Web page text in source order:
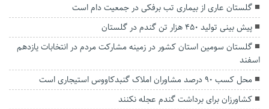
گلستان عاری از بیماری تب برفکی در جمعیت دام است
پیش بینی تولید ۴۵۰ هزار تن گندم در گلستان
گلستان سومین استان کشور در زمینه مشارکت مردم در انتخابات یازدهم
اسفند
محل کسب ۹۰ درصد مشاوران املاک گنبدکاووس استیجاری است
کشاورزان برای برداشت گندم عجله نکنند